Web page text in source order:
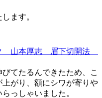
ます。
てたるんできたため、こ
がり、額にシワが寄りや
っしゃいました。